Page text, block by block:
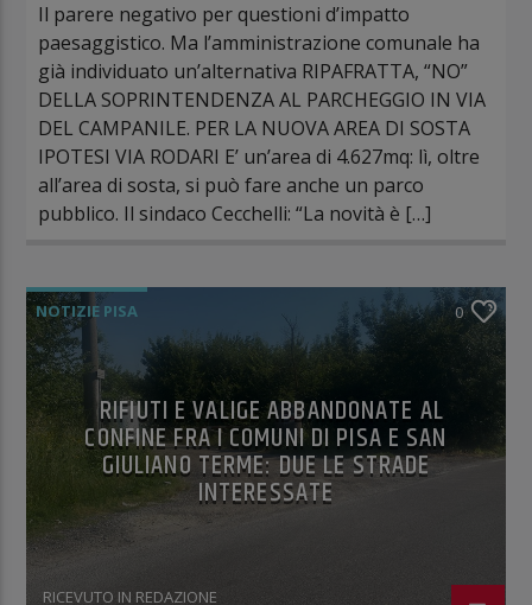
Il parere negativo per questioni d’impatto
paesaggistico. Ma l’amministrazione comunale ha
già individuato un’alternativa RIPAFRATTA, “NO”
DELLA SOPRINTENDENZA AL PARCHEGGIO IN VIA
DEL CAMPANILE. PER LA NUOVA AREA DI SOSTA
IPOTESI VIA RODARI E’ un’area di 4.627mq: lì, oltre
all’area di sosta, si può fare anche un parco
pubblico. Il sindaco Cecchelli: “La novità è […]
NOTIZIE PISA
NOTIZIE SAN GIULIANO TERME
0
RIFIUTI E VALIGE ABBANDONATE AL
CONFINE FRA I COMUNI DI PISA E SAN
GIULIANO TERME: DUE LE STRADE
INTERESSATE
RICEVUTO IN REDAZIONE